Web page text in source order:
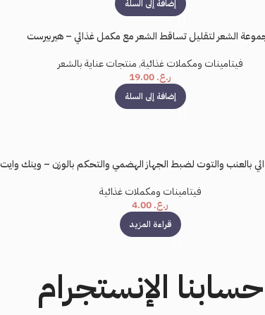
إضافة إلى السلة
الشعر لتقليل تساقط الشعر مع مكمل غذائي – هيربيرست
فيتامينات ومكملات غذائية, منتجات عناية بالشعر
ر.ع.
إضافة إلى السلة
بالعنب والتوت لضبط الجهاز الهضمي والتحكم بالوزن – وينك وايت
فيتامينات ومكملات غذائية
ر.ع.
قراءة المزيد
حسابنا الإنستجرام